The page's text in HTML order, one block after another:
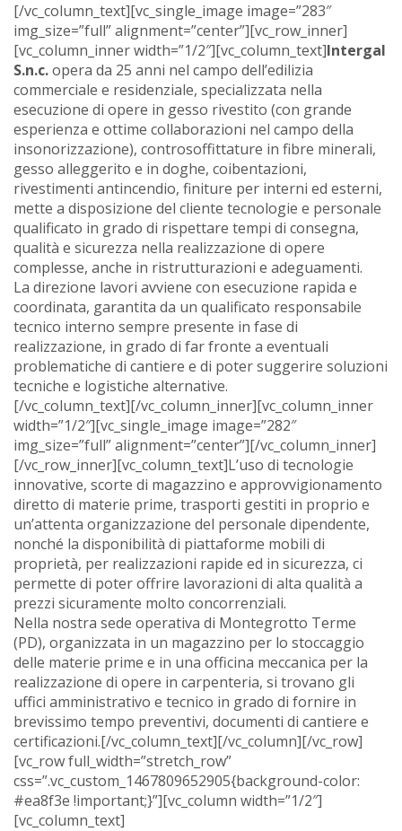
[/vc_column_text][vc_single_image image=”283″
img_size=”full” alignment=”center”][vc_row_inner]
[vc_column_inner width=”1/2″][vc_column_text]Intergal
S.n.c.opera da 25 anni nel campo dell’edilizia
commerciale e residenziale, specializzata nella
esecuzione di opere in gesso rivestito (con grande
esperienza e ottime collaborazioni nel campo della
insonorizzazione), controsoffittature in fibre minerali,
gesso alleggerito e in doghe, coibentazioni,
rivestimenti antincendio, finiture per interni ed esterni,
mette a disposizione del cliente tecnologie e personale
qualificato in grado di rispettare tempi di consegna,
qualità e sicurezza nella realizzazione di opere
complesse, anche in ristrutturazioni e adeguamenti.
La direzione lavori avviene con esecuzione rapida e
coordinata, garantita da un qualificato responsabile
tecnico interno sempre presente in fase di
realizzazione, in grado di far fronte a eventuali
problematiche di cantiere e di poter suggerire soluzioni
tecniche e logistiche alternative.
[/vc_column_text][/vc_column_inner][vc_column_inner
width=”1/2″][vc_single_image image=”282″
img_size=”full” alignment=”center”][/vc_column_inner]
[/vc_row_inner][vc_column_text]L’uso di tecnologie
innovative, scorte di magazzino e approvvigionamento
diretto di materie prime, trasporti gestiti in proprio e
un’attenta organizzazione del personale dipendente,
nonché la disponibilità di piattaforme mobili di
proprietà, per realizzazioni rapide ed in sicurezza, ci
permette di poter offrire lavorazioni di alta qualità a
prezzi sicuramente molto concorrenziali.
Nella nostra sede operativa di Montegrotto Terme
(PD), organizzata in un magazzino per lo stoccaggio
delle materie prime e in una officina meccanica per la
realizzazione di opere in carpenteria, si trovano gli
uffici amministrativo e tecnico in grado di fornire in
brevissimo tempo preventivi, documenti di cantiere e
certificazioni.[/vc_column_text][/vc_column][/vc_row]
[vc_row full_width=”stretch_row”
css=”.vc_custom_1467809652905{background-color:
#ea8f3e !important;}”][vc_column width=”1/2″]
[vc_column_text]